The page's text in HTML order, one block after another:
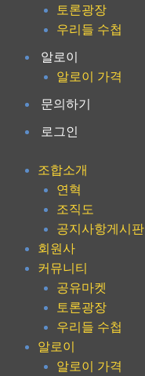
토론광장
우리들 수첩
알로이
알로이 가격
문의하기
로그인
조합소개
연혁
조직도
공지사항게시판
회원사
커뮤니티
공유마켓
토론광장
우리들 수첩
알로이
알로이 가격